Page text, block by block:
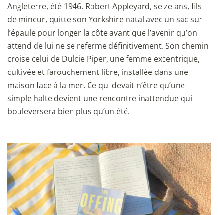
Angleterre, été 1946. Robert Appleyard, seize ans, fils
de mineur, quitte son Yorkshire natal avec un sac sur
l’épaule pour longer la côte avant que l’avenir qu’on
attend de lui ne se referme définitivement. Son chemin
croise celui de Dulcie Piper, une femme excentrique,
cultivée et farouchement libre, installée dans une
maison face à la mer. Ce qui devait n’être qu’une
simple halte devient une rencontre inattendue qui
bouleversera bien plus qu’un été.